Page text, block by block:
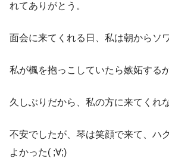
れてありがとう。
面会に来てくれる日、私は朝からソ
私が楓を抱っこしていたら嫉妬する
久しぶりだから、私の方に来てくれ
不安でしたが、琴は笑顔で来て、ハ
よかった( ;∀;)